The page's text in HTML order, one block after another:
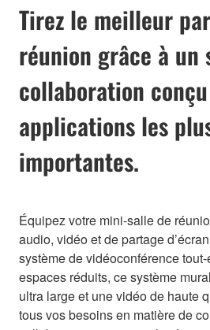
Tirez le meilleur
réunion grâce à un
collaboration
applications les
importantes.
Équipez votre mini-salle de
audio, vidéo et de partage
système de vidéoconférence
espaces réduits, ce système
ultra large et une vidéo de haute
tous vos besoins en matière de